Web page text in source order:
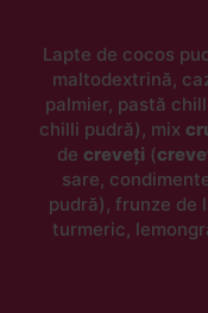
Lapte de cocos
maltodextrină,
palmier, pastă
chilli pudră), mix
de creveți (
sare,
pudră), frunze de
turmeric,